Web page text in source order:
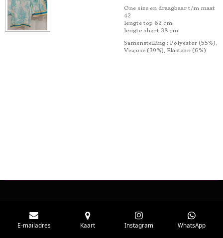
One size en draagbaar t/m maat
42
lengte top 62 cm,
lengte short 38 cm
Samenstelling : Polyester (55%),
Viscose (39%), Elastaan ​​(6%)
E-mailadres Kaart Instagram WhatsApp